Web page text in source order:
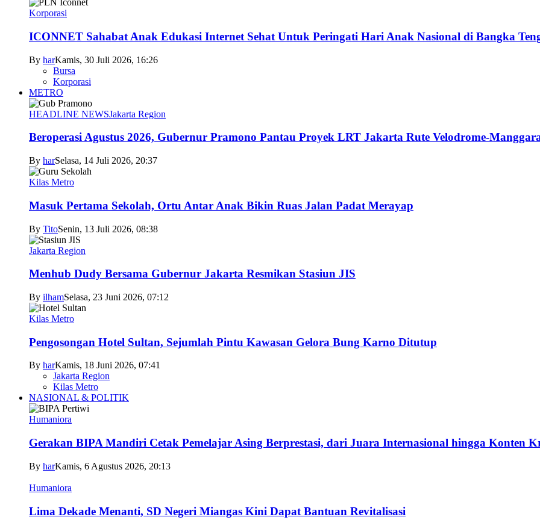
Korporasi
ICONNET Sahabat Anak Edukasi Internet Sehat Untuk Peringati Hari Anak Nasional di Bangka
By harKamis, 30 Juli 2026, 16:26
Bursa
Korporasi
METRO
HEADLINE NEWSJakarta Region
Beroperasi Agustus 2026, Gubernur Pramono Pantau Proyek LRT Jakarta Rute Velodrome-
By harSelasa, 14 Juli 2026, 20:37
Kilas Metro
Masuk Pertama Sekolah, Ortu Antar Anak Bikin Ruas Jalan Padat Merayap
By TitoSenin, 13 Juli 2026, 08:38
Jakarta Region
Menhub Dudy Bersama Gubernur Jakarta Resmikan Stasiun JIS
By ilhamSelasa, 23 Juni 2026, 07:12
Kilas Metro
Pengosongan Hotel Sultan, Sejumlah Pintu Kawasan Gelora Bung Karno Ditutup
By harKamis, 18 Juni 2026, 07:41
Jakarta Region
Kilas Metro
NASIONAL & POLITIK
Humaniora
Gerakan BIPA Mandiri Cetak Pemelajar Asing Berprestasi, dari Juara Internasional hingga Konten
By harKamis, 6 Agustus 2026, 20:13
Humaniora
Lima Dekade Menanti, SD Negeri Miangas Kini Dapat Bantuan Revitalisasi